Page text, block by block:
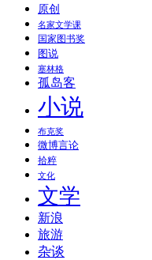
原创
名家文学课
国家图书奖
图说
塞林格
孤岛客
小说
布克奖
微博言论
拾粹
文化
文学
新浪
旅游
杂谈